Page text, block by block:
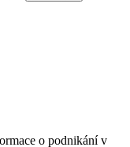
o podnikání v